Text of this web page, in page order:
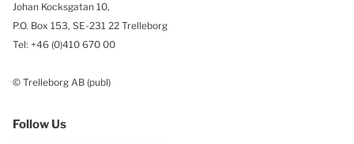
Johan Kocksgatan 10,
P.O. Box 153, SE-231 22 Trelleborg
Tel: +46 (0)410 670 00
© Trelleborg AB (publ)
Follow Us